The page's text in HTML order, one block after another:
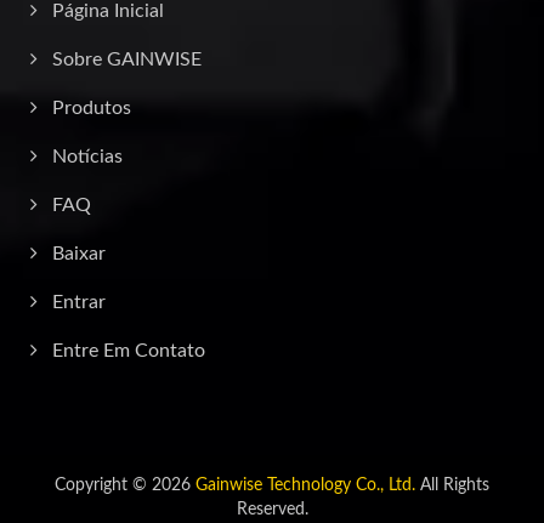
Página Inicial
Sobre GAINWISE
Produtos
Notícias
FAQ
Baixar
Entrar
Entre Em Contato
Copyright © 2026 Gainwise Technology Co., Ltd. All Rights
Reserved.